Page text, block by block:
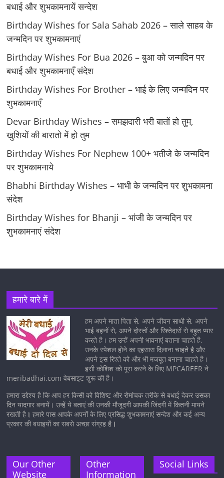
बधाई और शुभकामनायें सन्देश
Birthday Wishes for Sala Sahab 2026 – साले साहब के
जन्मदिन पर शुभकामनाएं
Birthday Wishes For Bua 2026 – बुआ को जन्मदिन पर
बधाई और शुभकामनाएँ संदेश
Birthday Wishes For Brother – भाई के लिए जन्मदिन पर
शुभकामनाएँ
Devar Birthday Wishes – समझदारी भरी बातों हो तुम,
खुशियों की बारातो में हो तुम
Birthday Wishes For Nephew 100+ भतीजे के जन्मदिन
पर शुभकामनाये
Bhabhi Birthday Wishes – भाभी के जन्मदिन पर शुभकामना
संदेश
Birthday Wishes for Bhanji – भांजी के जन्मदिन पर
शुभकामनाएं संदेश
हमारे बारे में
हम अपने माता पिता से, अपने जीवन साथी से, अपने
भाई बहनों से, अपने दोस्तों और रिश्तेदारों से बहुत प्यार
करते है। हम उन्हें अपनी भावनाएं बताना चाहते है,
उनके स्पेशल होने का एहसास दिलाना चाहते है और
अपने इस रिश्ते को और भी मजबूत बनाना चाहते है।
इसी कोशिश को पूरा करने के लिए MPCAREER ने
meribadhai.com वेबसाइट शुरू की है।
हमारा उद्देश्य है कि आप हर किसी को विशिष्ट और रोमांचक तरीके से बधाई देकर उसका
दिन यादगार बनायें। उन्हें ये बताएं की उनकी मौजूदगी आपकी जिंदगी में कितनी मायने
रखती है । हमारे पास आपके अपनों के लिए प्रसिद्ध शुभकामनाएं सन्देश और कई अन्य
प्रकार की बधाइयों का सबसे अच्छा संग्रह है ।
Our Other
Website
Other
Information
Social Links